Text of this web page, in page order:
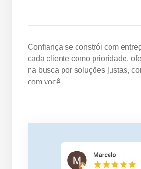
Confiança se constrói com
cada cliente como prioridade,
na busca por soluções justas,
com você.